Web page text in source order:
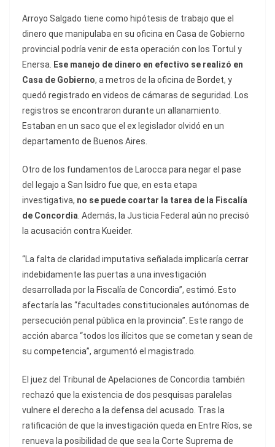
Arroyo Salgado tiene como hipótesis de trabajo que el
dinero que manipulaba en su oficina en Casa de Gobierno
provincial podría venir de esta operación con los Tortul y
Enersa. Ese manejo de dinero en efectivo se realizó en
Casa de Gobierno, a metros de la oficina de Bordet, y
quedó registrado en videos de cámaras de seguridad. Los
registros se encontraron durante un allanamiento.
Estaban en un saco que el ex legislador olvidó en un
departamento de Buenos Aires.
Otro de los fundamentos de Larocca para negar el pase
del legajo a San Isidro fue que, en esta etapa
investigativa, no se puede coartar la tarea de la Fiscalía
de Concordia. Además, la Justicia Federal aún no precisó
la acusación contra Kueider.
“La falta de claridad imputativa señalada implicaría cerrar
indebidamente las puertas a una investigación
desarrollada por la Fiscalía de Concordia”, estimó. Esto
afectaría las “facultades constitucionales autónomas de
persecución penal pública en la provincia”. Este rango de
acción abarca “todos los ilícitos que se cometan y sean de
su competencia”, argumentó el magistrado.
El juez del Tribunal de Apelaciones de Concordia también
rechazó que la existencia de dos pesquisas paralelas
vulnere el derecho a la defensa del acusado. Tras la
ratificación de que la investigación queda en Entre Ríos, se
renueva la posibilidad de que sea la Corte Suprema de